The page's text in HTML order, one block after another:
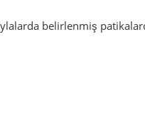
etli güveçler ve taze pişmiş
yer bulur. Köy
salata, termal banyodan
Orada unutulmaya yüz